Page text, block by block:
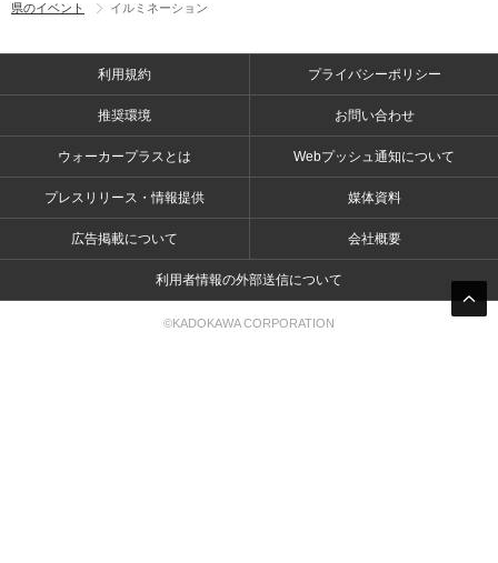
県のイベント
イルミネーション
利用規約 プライバシーポリシー
推奨環境 お問い合わせ
ウォーカープラスとは Webプッシュ通知について
プレスリリース・情報提供 媒体資料
広告掲載について 会社概要
利用者情報の外部送信について
©KADOKAWA CORPORATION